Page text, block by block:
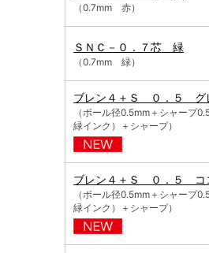
（0.7mm 赤）
ＳＮＣ－０．７芯 緑
（0.7mm 緑）
ブレン４＋Ｓ ０．５ グ
（ボール径0.5mm＋シャープ
緑インク）＋シャープ）
ブレン４＋Ｓ ０．５ コ
（ボール径0.5mm＋シャープ
緑インク）＋シャープ）